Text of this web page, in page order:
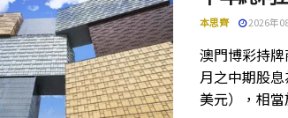
本思齊 2026年
澳門博彩持
月之中期股
美元），相